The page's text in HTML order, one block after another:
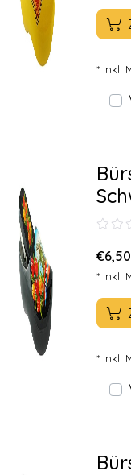
* Inkl.
* Inkl.
* Inkl.